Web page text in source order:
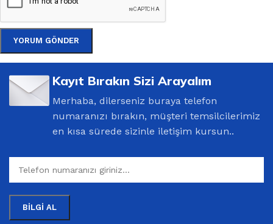
Kayıt Bırakın Sizi Arayalım
Merhaba, dilerseniz buraya telefon
numaranızı bırakın, müşteri temsilcilerimiz
en kısa sürede sizinle iletişim kursun..